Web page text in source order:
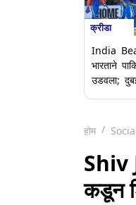
क्रीडा
India
भारताने
उडवला;
होम
Shiv
कडून